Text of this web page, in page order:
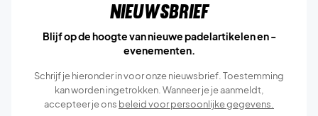
Nieuwsbrief
Blijf op de hoogte van nieuwe padelartikelen en -
evenementen.
Schrijf je hieronder in voor onze nieuwsbrief. Toestemming
kan worden ingetrokken. Wanneer je je aanmeldt,
accepteer je ons beleid voor persoonlijke gegevens.